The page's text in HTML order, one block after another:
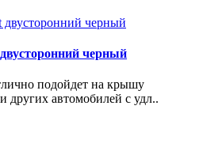
черный
подойдет на крышу
других автомобилей с удл..